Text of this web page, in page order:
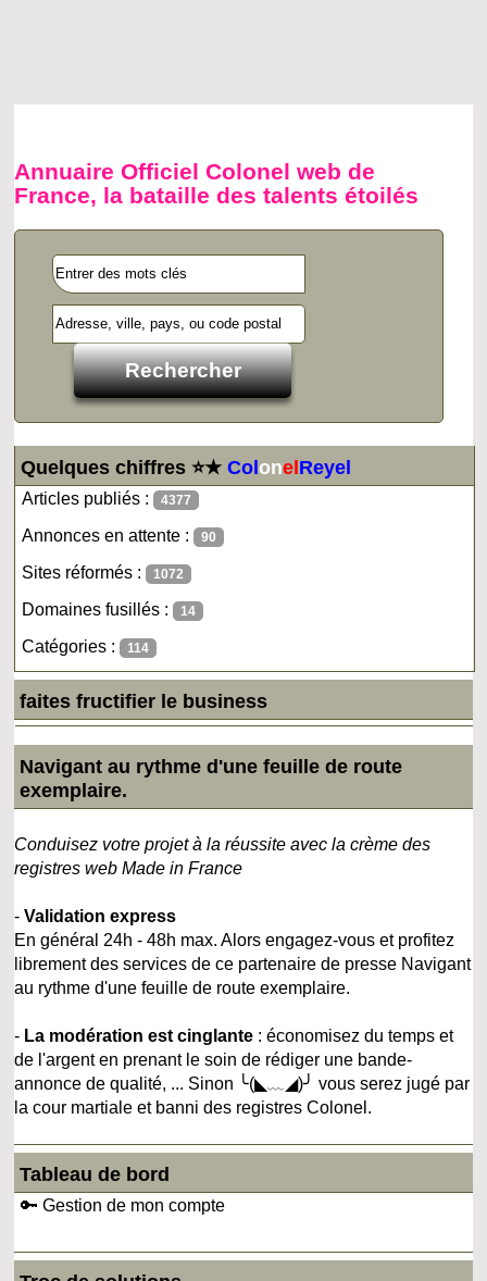
Annuaire Officiel Colonel web de
France, la bataille des talents étoilés
Quelques chiffres ⭐★ColonelReyel
Articles publiés : 4377
Annonces en attente : 90
Sites réformés : 1072
Domaines fusillés : 14
Catégories : 114
faites fructifier le business
Navigant au rythme d'une feuille de route
exemplaire.
Conduisez votre projet à la réussite avec la crème des
registres web Made in France
-Validation express
En général 24h - 48h max. Alors engagez-vous et profitez
librement des services de ce partenaire de presse Navigant
au rythme d'une feuille de route exemplaire.
- La modération est cinglante : économisez du temps et
de l'argent en prenant le soin de rédiger une bande-
annonce de qualité, ... Sinon ╰(◣﹏◢)╯ vous serez jugé par
la cour martiale et banni des registres Colonel.
Tableau de bord
🔑 Gestion de mon compte